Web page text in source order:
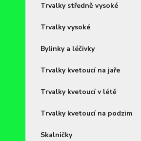
Trvalky středně vysoké
Trvalky vysoké
Bylinky a léčivky
Trvalky kvetoucí na jaře
Trvalky kvetoucí v létě
Trvalky kvetoucí na podzim
Skalničky